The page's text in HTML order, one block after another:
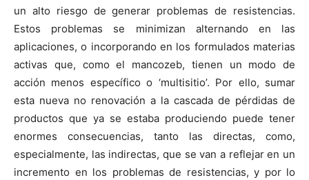
un alto riesgo de generar problemas de resistencias.
Estos problemas se minimizan alternando en las
aplicaciones, o incorporando en los formulados materias
activas que, como el mancozeb, tienen un modo de
acción menos específico o ‘multisitio’. Por ello, sumar
esta nueva no renovación a la cascada de pérdidas de
productos que ya se estaba produciendo puede tener
enormes consecuencias, tanto las directas, como,
especialmente, las indirectas, que se van a reflejar en un
incremento en los problemas de resistencias, y por lo